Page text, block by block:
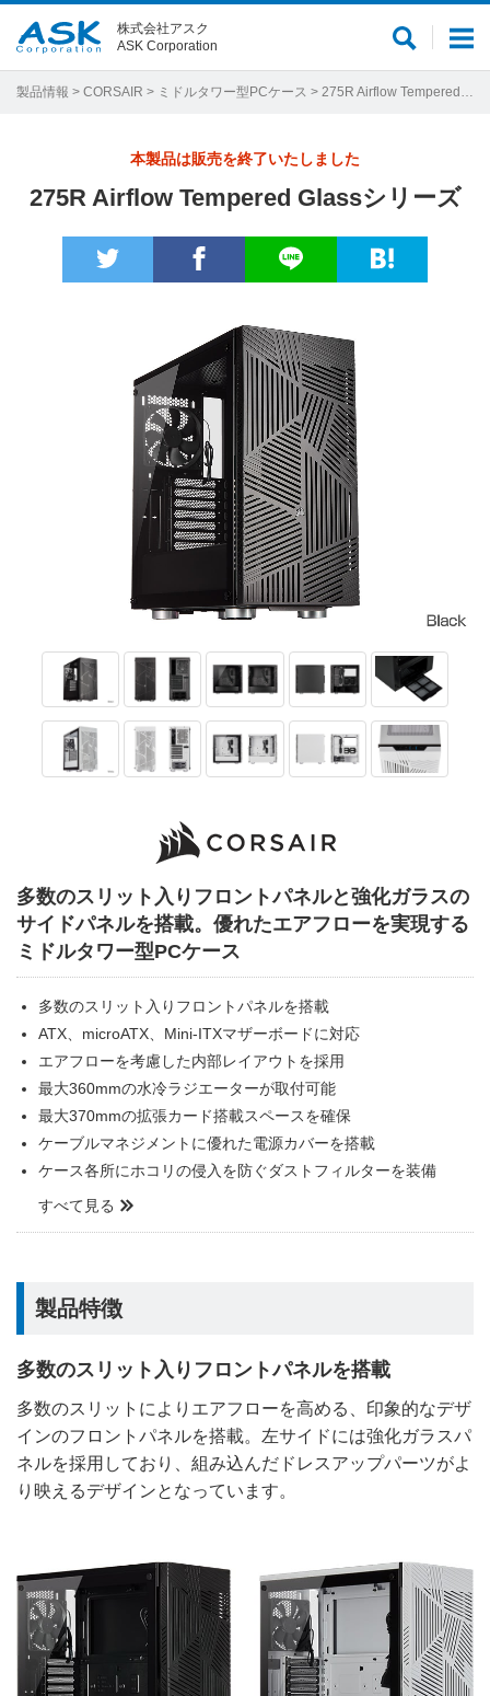
メ
ュ
サ
ト
株式会社アスク
ASK Corporation
製品情報 > CORSAIR > ミドルタワー型PCケース > 275R Airflow Tempered Glassシリーズ
本製品は販売を終了いたしました
275R Airflow Tempered Glassシリーズ
多数のスリット入りフロントパネルと強化ガラスの
サイドパネルを搭載。優れたエアフローを実現する
ミドルタワー型PCケース
多数のスリット入りフロントパネルを搭載
ATX、microATX、Mini-ITXマザーボードに対応
エアフローを考慮した内部レイアウトを採用
最大360mmの水冷ラジエーターが取付可能
最大370mmの拡張カード搭載スペースを確保
ケーブルマネジメントに優れた電源カバーを搭載
ケース各所にホコリの侵入を防ぐダストフィルターを装備
すべて見る
製品特徴
多数のスリット入りフロントパネルを搭載
多数のスリットによりエアフローを高める、印象的なデザ
インのフロントパネルを搭載。左サイドには強化ガラスパ
ネルを採用しており、組み込んだドレスアップパーツがよ
り映えるデザインとなっています。